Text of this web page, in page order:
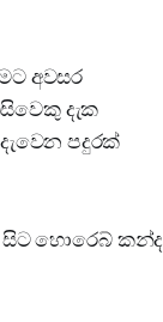
අවසර
දැක
පදුරක්
සිට හොරෙබ් කන්ද